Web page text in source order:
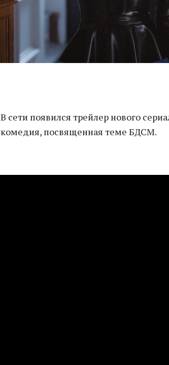
В сети появился трейлер нового
комедия, посвященная теме БДСМ.